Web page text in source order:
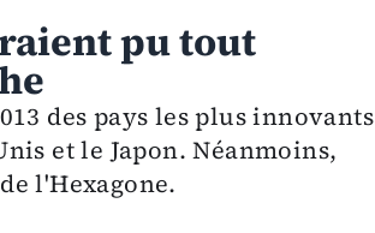
pu tout
des pays les plus innovants
et le Japon. Néanmoins,
l'Hexagone.